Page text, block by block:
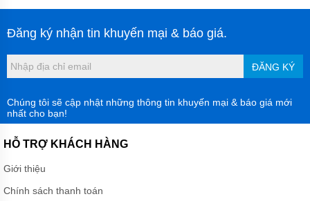
Đăng ký nhận tin khuyến mại & báo giá.
ĐĂNG KÝ
Chúng tôi sẽ cập nhật những thông tin khuyến mại & báo giá mới
nhất cho bạn!
HỖ TRỢ KHÁCH HÀNG
Giới thiệu
Chính sách thanh toán